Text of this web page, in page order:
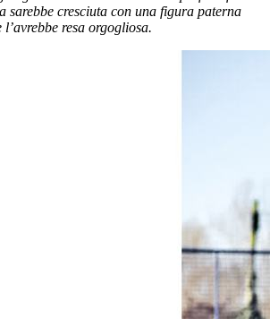
sarebbe cresciuta con una figura paterna
resa orgogliosa.